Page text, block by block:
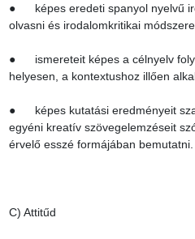
●      képes eredeti spanyol
olvasni és irodalomkritikai
●      ismereteit képes a célnyelv
helyesen, a kontextushoz illően
●      képes kutatási eredményeit
egyéni kreatív szövegelemzéseit
érvelő esszé formájában bemutatni.
C) Attitűd